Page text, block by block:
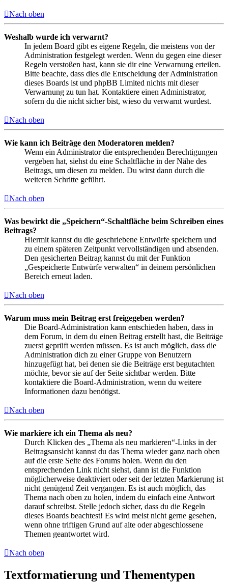
Nach oben
Weshalb wurde ich verwarnt?
In jedem Board gibt es eigene Regeln, die meistens von der
Administration festgelegt werden. Wenn du gegen eine dieser
Regeln verstoßen hast, kann sie dir eine Verwarnung erteilen.
Bitte beachte, dass dies die Entscheidung der Administration
dieses Boards ist und phpBB Limited nichts mit dieser
Verwarnung zu tun hat. Kontaktiere einen Administrator,
sofern du die nicht sicher bist, wieso du verwarnt wurdest.
Nach oben
Wie kann ich Beiträge den Moderatoren melden?
Wenn ein Administrator die entsprechenden Berechtigungen
vergeben hat, siehst du eine Schaltfläche in der Nähe des
Beitrags, um diesen zu melden. Du wirst dann durch die
weiteren Schritte geführt.
Nach oben
Was bewirkt die „Speichern“-Schaltfläche beim Schreiben eines
Beitrags?
Hiermit kannst du die geschriebene Entwürfe speichern und
zu einem späteren Zeitpunkt vervollständigen und absenden.
Den gesicherten Beitrag kannst du mit der Funktion
„Gespeicherte Entwürfe verwalten“ in deinem persönlichen
Bereich erneut laden.
Nach oben
Warum muss mein Beitrag erst freigegeben werden?
Die Board-Administration kann entschieden haben, dass in
dem Forum, in dem du einen Beitrag erstellt hast, die Beiträge
zuerst geprüft werden müssen. Es ist auch möglich, dass die
Administration dich zu einer Gruppe von Benutzern
hinzugefügt hat, bei denen sie die Beiträge erst begutachten
möchte, bevor sie auf der Seite sichtbar werden. Bitte
kontaktiere die Board-Administration, wenn du weitere
Informationen dazu benötigst.
Nach oben
Wie markiere ich ein Thema als neu?
Durch Klicken des „Thema als neu markieren“-Links in der
Beitragsansicht kannst du das Thema wieder ganz nach oben
auf die erste Seite des Forums holen. Wenn du den
entsprechenden Link nicht siehst, dann ist die Funktion
möglicherweise deaktiviert oder seit der letzten Markierung ist
nicht genügend Zeit vergangen. Es ist auch möglich, das
Thema nach oben zu holen, indem du einfach eine Antwort
darauf schreibst. Stelle jedoch sicher, dass du die Regeln
dieses Boards beachtest! Es wird meist nicht gerne gesehen,
wenn ohne triftigen Grund auf alte oder abgeschlossene
Themen geantwortet wird.
Nach oben
Textformatierung und Thementypen